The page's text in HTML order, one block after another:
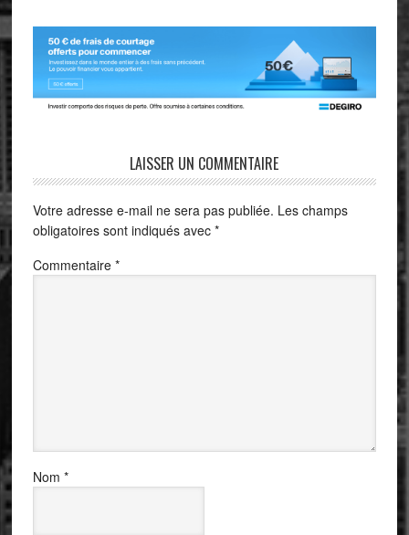
LAISSER UN COMMENTAIRE
Votre adresse e-mail ne sera pas publiée. Les champs
obligatoires sont indiqués avec *
Commentaire *
Nom *